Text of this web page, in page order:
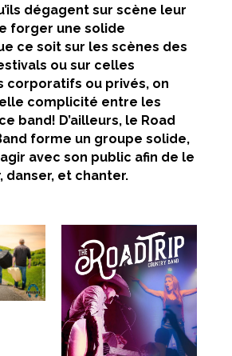
dégagent sur scène leur
forger une solide
ce soit sur les scènes des
ou sur celles
corporatifs ou privés, on
complicité entre les
band! D’ailleurs, le Road
forme un groupe solide,
avec son public afin de le
danser, et chanter.